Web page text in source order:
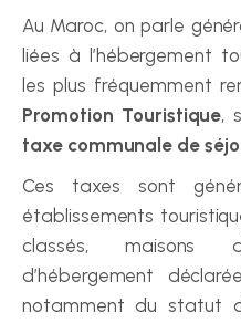
Au Maroc, on parle
liées à l’hébergement
les plus fréquemment
Promotion Touristique
taxe communale de
Ces taxes sont
établissements
classés, maisons
d’hébergement
notamment du statut